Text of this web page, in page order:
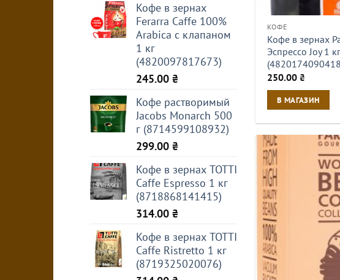
Кофе в зернах
Ferarra Caffe 100%
Arabica с клапаном
1 кг
(4820097817673)
245.00 ₴
Кофе растворимый
Jacobs Monarch 500
г (8714599108932)
299.00 ₴
Кофе в зернах TOTTI
Caffe Espresso 1 кг
(8718868141415)
314.00 ₴
Кофе в зернах TOTTI
Caffe Ristretto 1 кг
(8719325020076)
КОФЕ
Кофе в зернах
Эспрессо Joy 1 кг
250.00 ₴
В МАГАЗИН